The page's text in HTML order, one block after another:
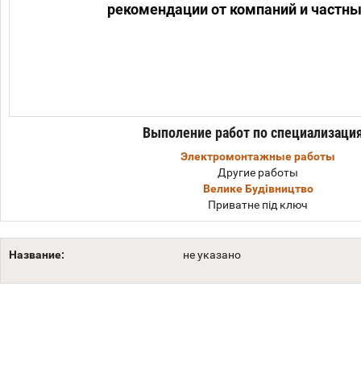
рекомендации от компаний и
Выполение работ по
Электромонтажные работы
Другие работы
Велике Будівництво
Приватне під ключ
Название: не указано